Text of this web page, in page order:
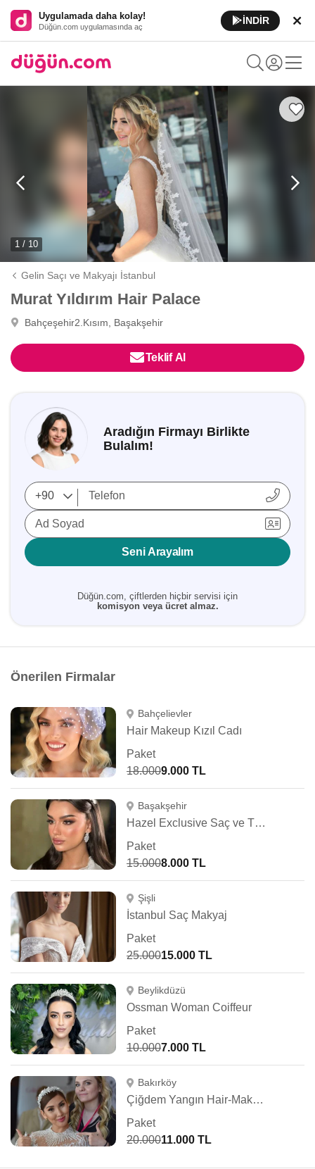
Uygulamada daha kolay!
Düğün.com uygulamasında aç
İNDİR
1 / 10
Gelin Saçı ve Makyajı İstanbul
Murat Yıldırım Hair Palace
Bahçeşehir2.Kısım, Başakşehir
Teklif Al
Aradığın Firmayı Birlikte
Bulalım!
Ad Soyad
Seni Arayalım
Düğün.com, çiftlerden hiçbir servisi için
komisyon veya ücret almaz.
Önerilen Firmalar
Bahçelievler
Hair Makeup Kızıl Cadı
Paket
18.0009.000 TL
Başakşehir
Hazel Exclusive Saç ve Türban Tasarım
Paket
15.0008.000 TL
Şişli
İstanbul Saç Makyaj
Paket
25.00015.000 TL
Beylikdüzü
Ossman Woman Coiffeur
Paket
10.0007.000 TL
Bakırköy
Çiğdem Yangın Hair-Makeup Artist
Paket
20.00011.000 TL